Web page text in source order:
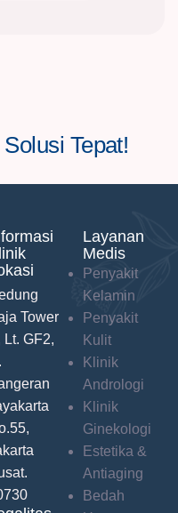
Tepat!
Tower
Lt. GF2,
Layanan
Medis
Penyakit
Kelamin
Penyakit
Kulit
Klinik
Andrologi
Klinik
Ginekologi
Estetika &
Antiaging
Bedah